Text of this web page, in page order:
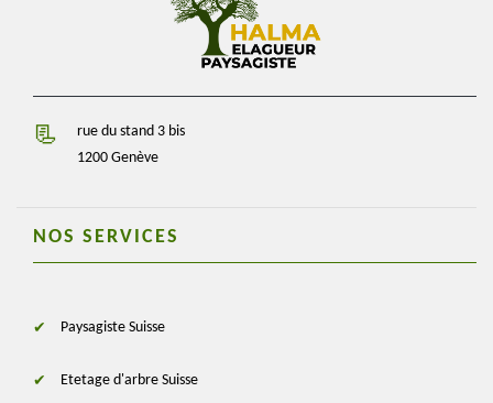
rue du stand 3 bis
1200 Genève
NOS SERVICES
Paysagiste Suisse
Etetage d'arbre Suisse